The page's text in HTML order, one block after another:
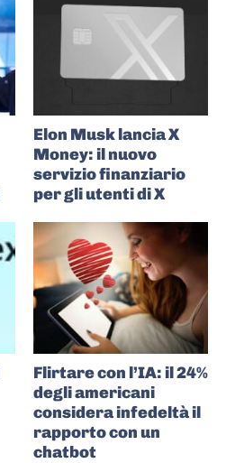
Elon Musk lancia X
Money: il nuovo
servizio finanziario
per gli utenti di X
Flirtare con l’IA: il 24%
degli americani
considera infedeltà il
rapporto con un
chatbot